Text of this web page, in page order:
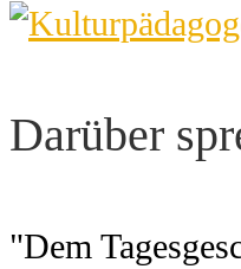
Darüber
"Dem